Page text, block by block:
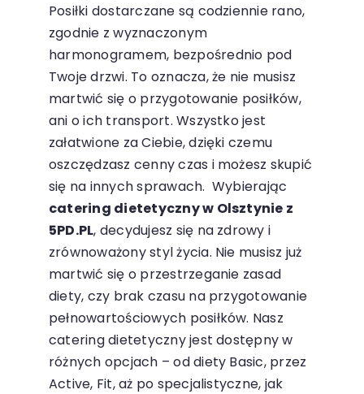
Posiłki dostarczane są codziennie rano,
zgodnie z wyznaczonym
harmonogramem, bezpośrednio pod
Twoje drzwi. To oznacza, że nie musisz
martwić się o przygotowanie posiłków,
ani o ich transport. Wszystko jest
załatwione za Ciebie, dzięki czemu
oszczędzasz cenny czas i możesz skupić
się na innych sprawach.Wybierając
catering dietetyczny w Olsztynie z
5PD.PL, decydujesz się na zdrowy i
zrównoważony styl życia. Nie musisz już
martwić się o przestrzeganie zasad
diety, czy brak czasu na przygotowanie
pełnowartościowych posiłków. Nasz
catering dietetyczny jest dostępny w
różnych opcjach – od diety Basic, przez
Active, Fit, aż po specjalistyczne, jak